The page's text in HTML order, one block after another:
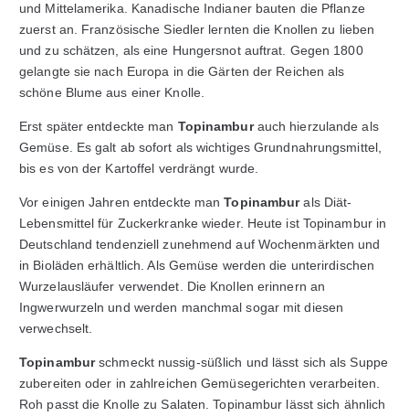
und Mittelamerika. Kanadische Indianer bauten die Pflanze
zuerst an. Französische Siedler lernten die Knollen zu lieben
und zu schätzen, als eine Hungersnot auftrat. Gegen 1800
gelangte sie nach Europa in die Gärten der Reichen als
schöne Blume aus einer Knolle.
Erst später entdeckte man Topinamburauch hierzulande als
Gemüse. Es galt ab sofort als wichtiges Grundnahrungsmittel,
bis es von der Kartoffel verdrängt wurde.
Vor einigen Jahren entdeckte manTopinamburals Diät-
Lebensmittel für Zuckerkranke wieder. Heute ist Topinambur in
Deutschland tendenziell zunehmend auf Wochenmärkten und
in Bioläden erhältlich. Als Gemüse werden die unterirdischen
Wurzelausläufer verwendet. Die Knollen erinnern an
Ingwerwurzeln und werden manchmal sogar mit diesen
verwechselt.
Topinamburschmeckt nussig-süßlich und lässt sich als Suppe
zubereiten oder in zahlreichen Gemüsegerichten verarbeiten.
Roh passt die Knolle zu Salaten. Topinambur lässt sich ähnlich